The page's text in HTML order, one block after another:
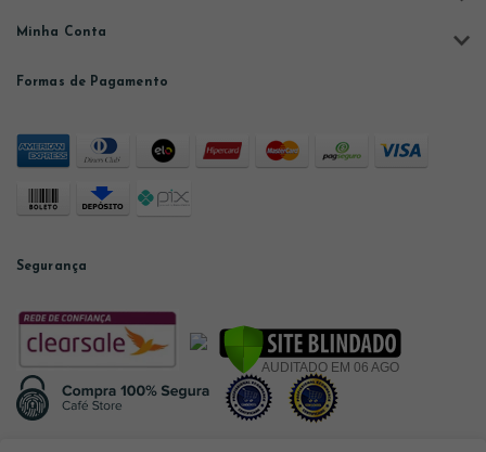
Minha Conta
Formas de Pagamento
Segurança